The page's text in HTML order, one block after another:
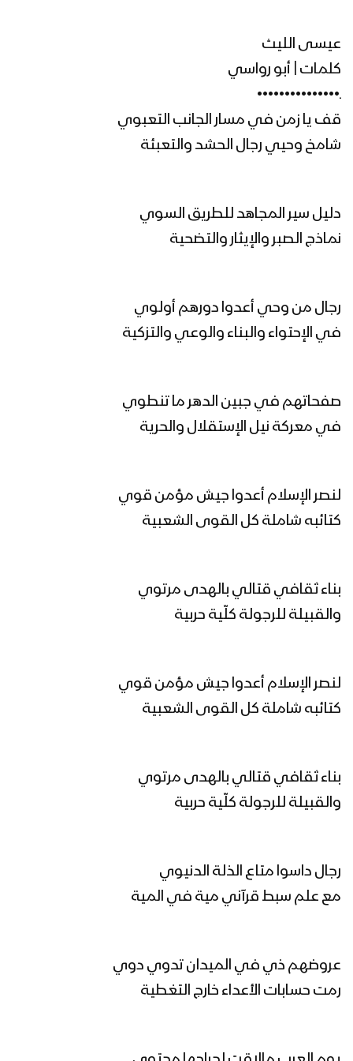
مونتاج زامل تبسم الدهر | عيسى الليث
1446هـ
1446هـ
هاتوا الحرب الحقيقية – عيسى الليث
أهل اليد الطولى | عيسى الليث 1446هـ
مونتاج زامل زوال الكيان – عيسى الليث
1446هـ
1446هـ
مونتاج زامل سم الأعداء – عيسى الليث
لواء الإسلام | عيسى الليث 1445هـ
عيسى الليث
كلمات | أبو رواسي
ـ•••••••••••••••
قف يا زمن في مسار الجانب التعبوي
شامخ وحيي رجال الحشد والتعبئة
دليل سير المجاهد للطريق السوي
نماذج الصبر والإيثار والتضحية
رجال من وحي أعدوا دورهم أولوي
في الإحتواء والبناء والوعي والتزكية
صفحاتهم في جبين الدهر ما تنطوي
في معركة نيل الإستقلال والحرية
لنصر الإسلام أعدوا جيش مؤمن قوي
كتائبه شاملة كل القوى الشعبية
بناء ثقافي قتالي بالهدى مرتوي
والقبيلة للرجولة كلّية حربية
لنصر الإسلام أعدوا جيش مؤمن قوي
كتائبه شاملة كل القوى الشعبية
بناء ثقافي قتالي بالهدى مرتوي
والقبيلة للرجولة كلّية حربية
رجال داسوا متاع الذلة الدنيوي
مع علم سبط قرآني مية في المية
عروضهم ذي في الميدان تدوي دوي
رمت حسابات الأعداء خارج التغطية